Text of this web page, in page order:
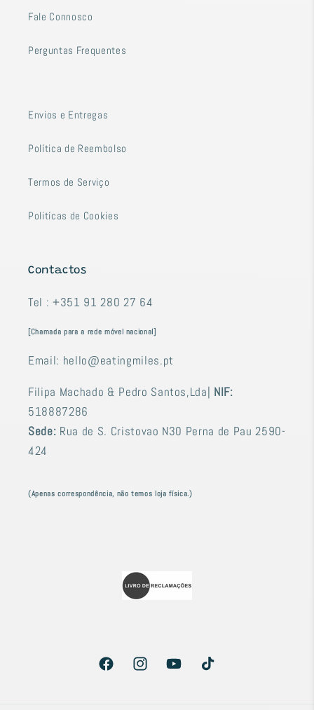
Fale Connosco
Perguntas Frequentes
Envios e Entregas
Política de Reembolso
Termos de Serviço
Politícas de Cookies
Contactos
Tel : +351 91 280 27 64
[Chamada para a rede móvel nacional]
Email: hello@eatingmiles.pt
Filipa Machado & Pedro Santos,Lda| NIF:
518887286
Sede: Rua de S. Cristovao N30 Perna de Pau 2590-
424
(Apenas correspondência, não temos loja física.)
FacebookInstagramYouTubeTikTok